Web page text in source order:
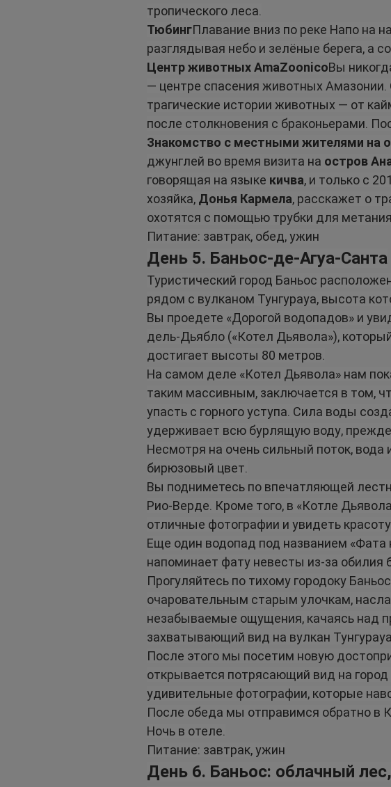
тропического леса.
ТюбингПлавание вниз по реке Напо на
разглядывая небо и зелёные берега, а
Центр животных AmaZoonicoВы
— центре спасения животных
трагические истории животных — от
после столкновения с браконьерами.
Знакомство с местными жителями на
джунглей во время визита на остров
говорящая на языке кичва, и только с
хозяйка, Донья Кармела, расскажет о
охотятся с помощью трубки для
Питание: завтрак, обед, ужин
День 5. Баньос-де-Агуа-Санта
Туристический город Баньос
рядом с вулканом Тунгурауа, высота
Вы проедете «Дорогой водопадов» и
дель-Дьябло («Котел Дьявола»),
достигает высоты 80 метров.
На самом деле «Котел Дьявола» нам
таким массивным, заключается в том,
упасть с горного уступа. Сила воды
удерживает всю бурлящую воду,
Несмотря на очень сильный поток,
бирюзовый цвет.
Вы подниметесь по впечатляющей
Рио-Верде. Кроме того, в «Котле
отличные фотографии и увидеть
Еще один водопад под названием «Фата
напоминает фату невесты из-за обилия
Прогуляйтесь по тихому городоку
очаровательным старым улочкам,
незабываемые ощущения, качаясь над
захватывающий вид на вулкан
После этого мы посетим новую
открывается потрясающий вид на
удивительные фотографии, которые
После обеда мы отправимся обратно в
Ночь в отеле.
Питание: завтрак, ужин
День 6. Баньос: облачный